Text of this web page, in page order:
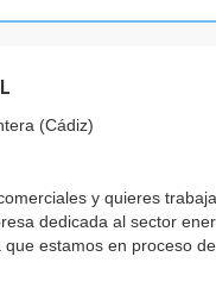
(Cádiz)
y quieres
dedicada al sector
estamos en proceso